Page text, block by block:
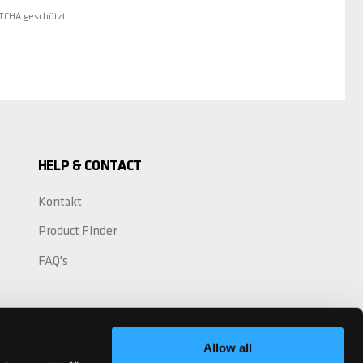
Allow all
geschützt
HELP & CONTACT
Kontakt
Product Finder
FAQ's